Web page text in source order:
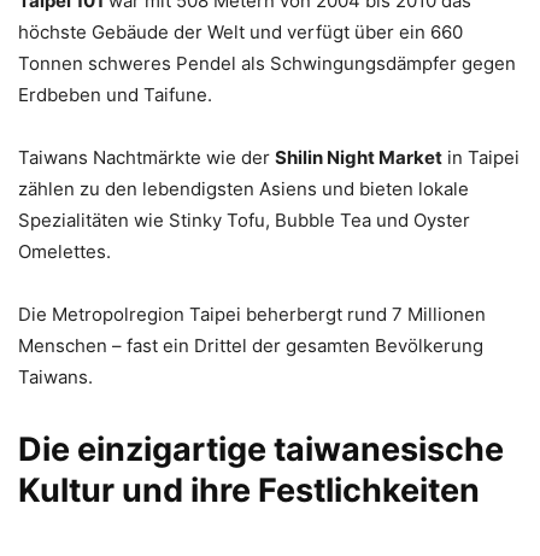
höchste Gebäude der Welt und verfügt über ein 660
Tonnen schweres Pendel als Schwingungsdämpfer gegen
Erdbeben und Taifune.
Taiwans Nachtmärkte wie der Shilin Night Market in Taipei
zählen zu den lebendigsten Asiens und bieten lokale
Spezialitäten wie Stinky Tofu, Bubble Tea und Oyster
Omelettes.
Die Metropolregion Taipei beherbergt rund 7 Millionen
Menschen – fast ein Drittel der gesamten Bevölkerung
Taiwans.
Die einzigartige taiwanesische
Kultur und ihre Festlichkeiten